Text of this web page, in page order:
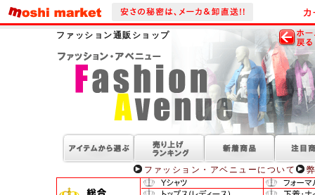
ファッション通販ショップ
ファッション・アベニューについて